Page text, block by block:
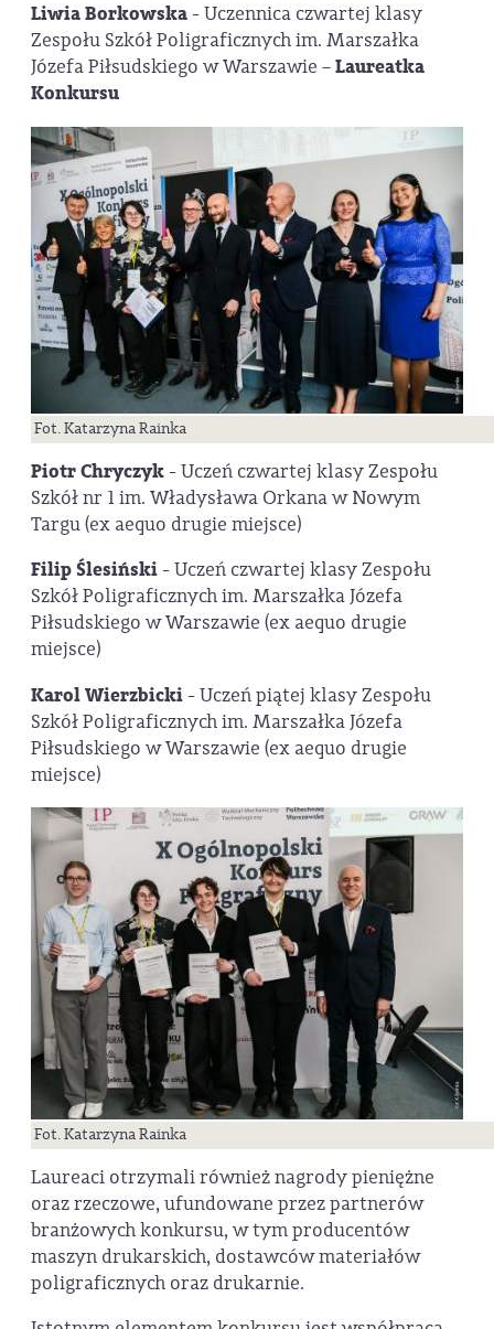
Liwia Borkowska - Uczennica czwartej klasy
Zespołu Szkół Poligraficznych im. Marszałka
Józefa Piłsudskiego w Warszawie –Laureatka
Konkursu
Fot. Katarzyna Rainka
Piotr Chryczyk - Uczeń czwartej klasy Zespołu
Szkół nr 1 im. Władysława Orkana w Nowym
Targu (ex aequo drugie miejsce)
Filip Ślesiński - Uczeń czwartej klasy Zespołu
Szkół Poligraficznych im. Marszałka Józefa
Piłsudskiego w Warszawie (ex aequo drugie
miejsce)
Karol Wierzbicki - Uczeń piątej klasy Zespołu
Szkół Poligraficznych im. Marszałka Józefa
Piłsudskiego w Warszawie (ex aequo drugie
miejsce)
Fot. Katarzyna Rainka
Laureaci otrzymali również nagrody pieniężne
oraz rzeczowe, ufundowane przez partnerów
branżowych konkursu, w tym producentów
maszyn drukarskich, dostawców materiałów
poligraficznych oraz drukarnie.